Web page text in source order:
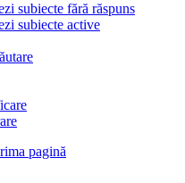
subiecte fără răspuns
subiecte active
pagină